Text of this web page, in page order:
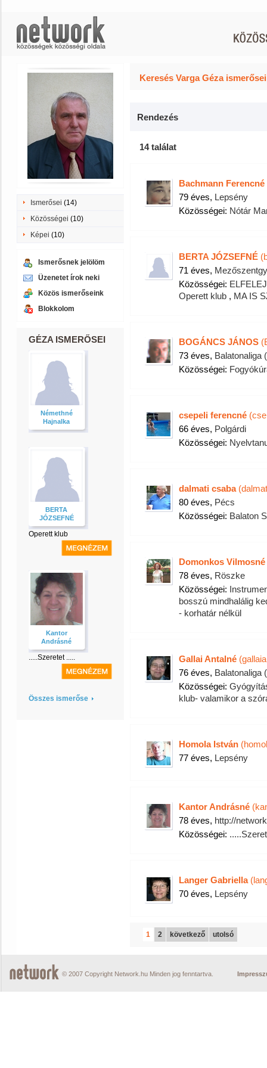
Ismerősei (14)
Közösségei (10)
Képei (10)
Ismerősnek jelölöm
Üzenetet írok neki
Közös ismerőseink
Blokkolom
GÉZA ISMERŐSEI
Némethné
Hajnalka
BERTA
JÓZSEFNÉ
Operett klub
Kantor
Andrásné
.....Szeretet .....
Összes ismerőse
Keresés Varga Géza
Rendezés
14 találat
Bachmann Ferencné
79 éves, Lepsény
Közösségei: Nótár
BERTA JÓZSEFNÉ
71 éves,
Közösségei:
Operett klub , MA IS
BOGÁNCS JÁNOS
73 éves, Balatonaliga
Közösségei:
csepeli ferencné
66 éves, Polgárdi
Közösségei:
dalmati csaba
80 éves, Pécs
Közösségei: Balaton
Domonkos Vilmosné
78 éves, Röszke
Közösségei:
bosszú mindhalálig
- korhatár nélkül
Gallai Antalné
76 éves, Balatonaliga
Közösségei:
klub- valamikor a
Homola István
77 éves, Lepsény
Kantor Andrásné
78 éves, http://
Közösségei:
Langer Gabriella
70 éves, Lepsény
1 2 következő utolsó
© 2007 Copyright Network.hu Minden jog fenntartva.